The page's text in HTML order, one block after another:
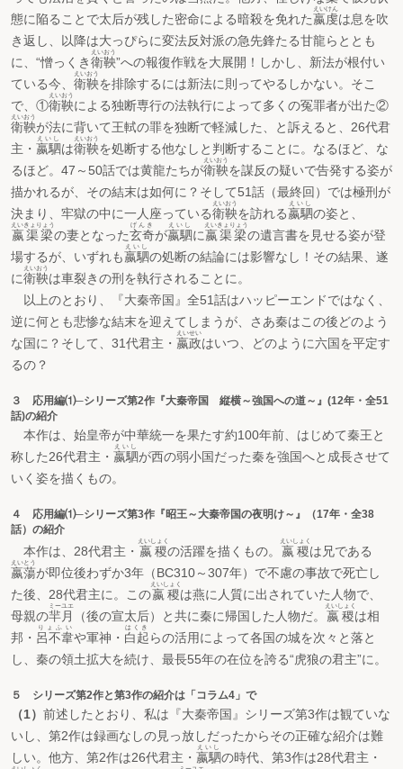
態に陥ることで太后が残した密命による暗殺を免れた嬴虔
えいけん
は息を吹
き返し、以降は大っぴらに変法反対派の急先鋒たる甘龍らととも
に、“憎っくき衛鞅
えいおう
”への報復作戦を大展開！しかし、新法が根付い
ている今、 衛鞅
えいおう
を排除するには新法に則ってやるしかない。そこ
で、①衛鞅
えいおう
による独断専行の法執行によって多くの冤罪者が出た②
衛鞅
えいおう
が法に背いて王軾の罪を独断で軽減した、と訴えると、26代君
主・ 嬴駟
えいし
は衛鞅
えいおう
を処断する他なしと判断することに。なるほど、な
るほど。47～50話では黄龍たちが衛鞅
えいおう
を謀反の疑いで告発する姿が
描かれるが、その結末は如何に？そして51話（最終回）では極刑が
決まり、牢獄の中に一人座っている衛鞅
えいおう
を訪れる嬴駟
えいし
の姿と、
嬴渠梁
えいきょりょう
の妻となった玄奇
げんき
が嬴駟
えいし
に嬴渠梁
えいきょりょう
の遺言書を見せる姿が登
場するが、いずれも嬴駟
えいし
の処断の結論には影響なし！その結果、遂
に衛鞅
えいおう
は車裂きの刑を執行されることに。
以上のとおり、『大秦帝国』全51話はハッピーエンドではなく、
逆に何とも悲惨な結末を迎えてしまうが、さあ秦はこの後どのよう
な国に？そして、31代君主・ 嬴政
えいせい
はいつ、どのように六国を平定す
るの？
３ 応用編⑴─シリーズ第2作『大秦帝国 縦横～強国への道～』(12年・全51
話)の紹介
本作は、始皇帝が中華統一を果たす約100年前、はじめて秦王と
称した26代君主・ 嬴駟
えいし
が西の弱小国だった秦を強国へと成長させて
いく姿を描くもの。
４ 応用編⑴─シリーズ第3作『昭王～大秦帝国の夜明け～』（17年・全38
話）の紹介
本作は、28代君主・ 嬴稷
えいしょく
の活躍を描くもの。 嬴稷
えいしょく
は兄である
嬴蕩
えいとう
が即位後わずか3年（BC310～307年）で不慮の事故で死亡し
た後、28代君主に。この嬴稷
えいしょく
は燕に人質に出されていた人物で、
母親の羋月
ミーユエ
（後の宣太后）と共に秦に帰国した人物だ。 嬴稷
えいしょく
は相
邦・ 呂不韋
りょふい
や軍神・ 白起
はくき
らの活用によって各国の城を次々と落と
し、秦の領土拡大を続け、最長55年の在位を誇る“虎狼の君主”に。
５ シリーズ第2作と第3作の紹介は「コラム4」で
（1） 前述したとおり、私は『大秦帝国』シリーズ第3作は観ていな
いし、第2作は録画なしの見っ放しだったからその正確な紹介は難
しい。他方、第2作は26代君主・ 嬴駟
えいし
の時代、第3作は28代君主・